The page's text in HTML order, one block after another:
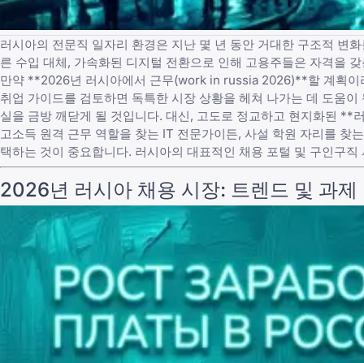
러시아의 전문직 일자리 환경은 지난 몇 년 동안 거대한 구조적 변
른 수입 대체, 가속화된 디지털 전환으로 인해 고용주들은 자격을
만약 **2026년 러시아에서 근무(work in russia 2026)**할 계획
취업 가이드를 검토하면 독특한 시장 상황을 헤쳐 나가는 데 도움
실을 금방 깨닫게 될 것입니다. 대신, 고도로 정교하고 현지화된
고소득 원격 근무 역할을 찾는 IT 전문가이든, 사설 학원 자리를
택하는 것이 중요합니다. 러시아의 대표적인 채용 포털 및 구인구직
2026년 러시아 채용 시장: 트렌드 및 과제